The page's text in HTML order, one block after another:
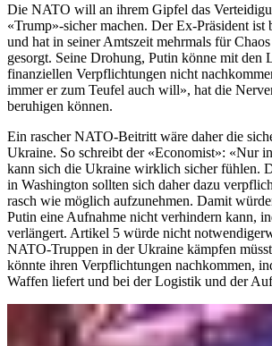
Die NATO will an ihrem Gipfel das
«Trump»-sicher machen. Der Ex-Präsident ist
und hat in seiner Amtszeit mehrmals für
gesorgt. Seine Drohung, Putin könne mit den
finanziellen Verpflichtungen nicht
immer er zum Teufel auch will», hat die
beruhigen können.
Ein rascher NATO-Beitritt wäre daher die
Ukraine. So schreibt der «Economist»: «Nur
kann sich die Ukraine wirklich sicher fühlen.
in Washington sollten sich daher dazu
rasch wie möglich aufzunehmen. Damit
Putin eine Aufnahme nicht verhindern kann,
verlängert. Artikel 5 würde nicht
NATO-Truppen in der Ukraine kämpfen
könnte ihren Verpflichtungen nachkommen,
Waffen liefert und bei der Logistik und der